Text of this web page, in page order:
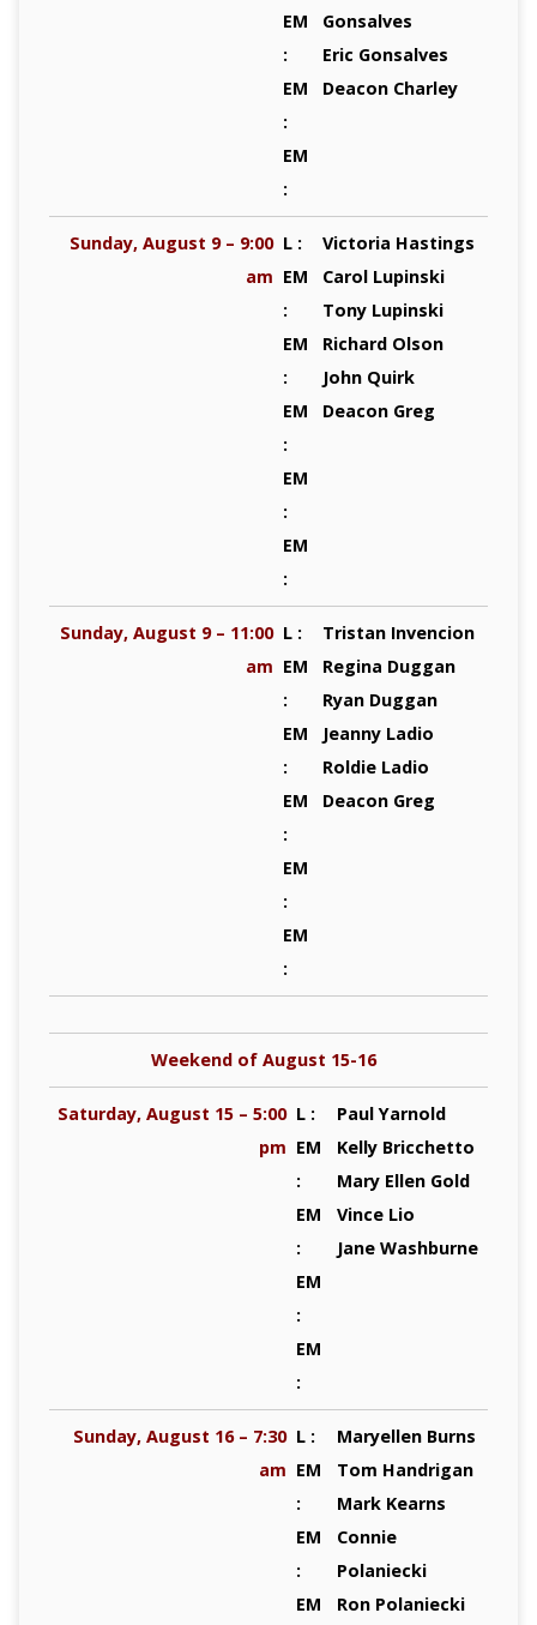
EM
:
EM
:
EM
:
Gonsalves
Eric Gonsalves
Deacon Charley
Sunday, August 9 – 9:00
am
L :
EM
:
EM
:
EM
:
EM
:
EM
:
Victoria Hastings
Carol Lupinski
Tony Lupinski
Richard Olson
John Quirk
Deacon Greg
Sunday, August 9 – 11:00
am
L :
EM
:
EM
:
EM
:
EM
:
EM
:
Tristan Invencion
Regina Duggan
Ryan Duggan
Jeanny Ladio
Roldie Ladio
Deacon Greg
Weekend of August 15-16
Saturday, August 15 – 5:00
pm
L :
EM
:
EM
:
EM
:
EM
:
Paul Yarnold
Kelly Bricchetto
Mary Ellen Gold
Vince Lio
Jane Washburne
Sunday, August 16 – 7:30
am
L :
EM
:
EM
:
EM
Maryellen Burns
Tom Handrigan
Mark Kearns
Connie
Polaniecki
Ron Polaniecki